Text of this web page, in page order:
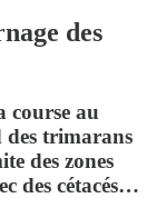
des
course au
trimarans
des zones
des cétacés…